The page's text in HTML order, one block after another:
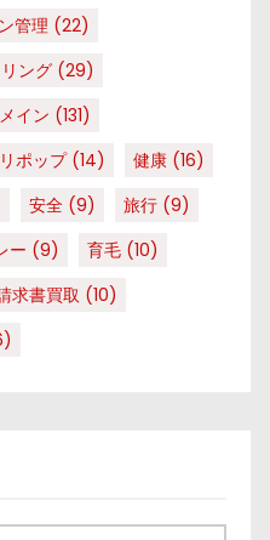
管理 (22)
ング (29)
イン (131)
ポップ(14) 健康 (16)
安全 (9) 旅行 (9)
ー (9) 育毛 (10)
求書買取 (10)